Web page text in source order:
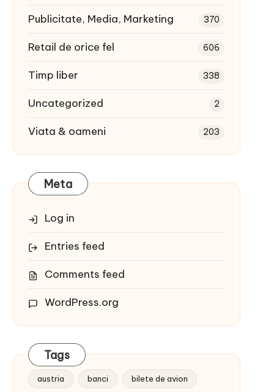
Publicitate, Media, Marketing 370
Retail de orice fel 606
Timp liber 338
Uncategorized 2
Viata & oameni 203
Meta
Log in
Entries feed
Comments feed
WordPress.org
Tags
austria banci bilete de avion